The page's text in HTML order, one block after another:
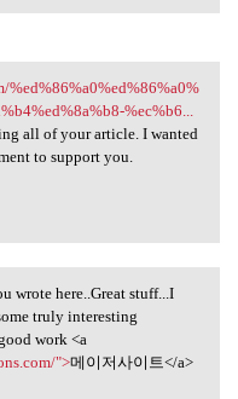
%ed%86%a0
%ed%86%a0%ed%86%a0%
%ec%b6...
all of your article. I wanted
to support you.
you wrote
wrote here..Great stuff...I
truly interesting
work <a
">메이저사이트</a>